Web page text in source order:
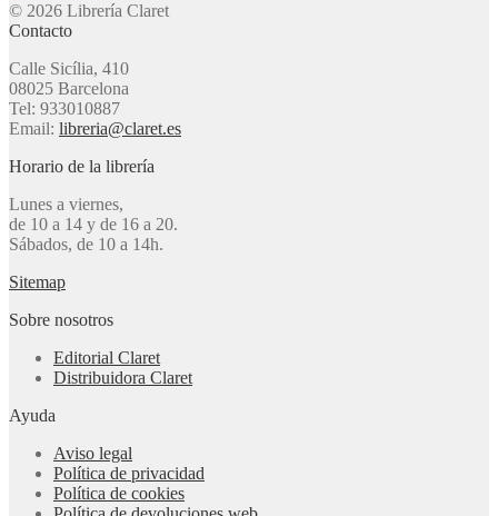
© 2026 Librería Claret
Contacto
Calle Sicília, 410
08025 Barcelona
Tel: 933010887
Email: libreria@claret.es
Horario de la librería
Lunes a viernes,
de 10 a 14 y de 16 a 20.
Sábados, de 10 a 14h.
Sitemap
Sobre nosotros
Editorial Claret
Distribuidora Claret
Ayuda
Aviso legal
Política de privacidad
Política de cookies